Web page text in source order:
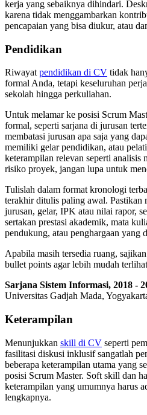
kerja yang sebaiknya dihindari.
karena tidak menggambarkan
pencapaian yang bisa diukur, atau
Pendidikan
Riwayat pendidikan di CV tidak
formal Anda, tetapi keseluruhan
sekolah hingga perkuliahan.
Untuk melamar ke posisi Scrum
formal, seperti sarjana di jurusan
membatasi jurusan apa saja yang
memiliki gelar pendidikan, atau
keterampilan relevan seperti analisis
risiko proyek, jangan lupa untuk
Tulislah dalam format kronologi
terakhir ditulis paling awal. Pastikan
jurusan, gelar, IPK atau nilai rapor,
sertakan prestasi akademik, mata
pendukung, atau penghargaan yang
Apabila masih tersedia ruang,
bullet points agar lebih mudah
Sarjana Sistem Informasi, 2018 -
Universitas Gadjah Mada,
Keterampilan
Menunjukkan skill di CV seperti
fasilitasi diskusi inklusif sangatlah
beberapa keterampilan utama yang
posisi Scrum Master. Soft skill dan
keterampilan yang umumnya harus
lengkapnya.